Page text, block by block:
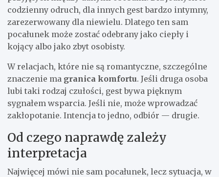
codzienny odruch, dla innych gest bardzo intymny,
zarezerwowany dla niewielu. Dlatego ten sam
pocałunek może zostać odebrany jako ciepły i
kojący albo jako zbyt osobisty.
W relacjach, które nie są romantyczne, szczególne
znaczenie ma granica komfortu. Jeśli druga osoba
lubi taki rodzaj czułości, gest bywa pięknym
sygnałem wsparcia. Jeśli nie, może wprowadzać
zakłopotanie. Intencja to jedno, odbiór — drugie.
Od czego naprawdę zależy
interpretacja
Najwięcej mówi nie sam pocałunek, lecz sytuacja, w